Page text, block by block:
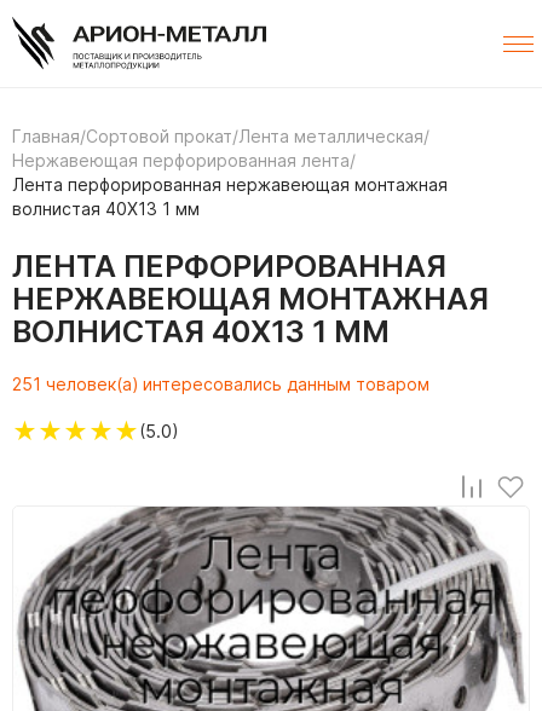
Главная/Сортовой прокат/Лента металлическая/
Нержавеющая перфорированная лента/
Лента перфорированная нержавеющая монтажная
волнистая 40Х13 1 мм
ЛЕНТА ПЕРФОРИРОВАННАЯ
НЕРЖАВЕЮЩАЯ МОНТАЖНАЯ
ВОЛНИСТАЯ 40Х13 1 ММ
251 человек(а) интересовались данным товаром
★★★★★(5.0)